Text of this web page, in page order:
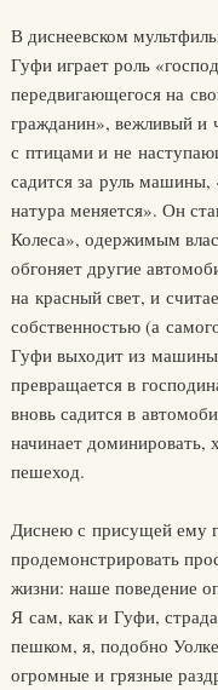
В диснеевском
Гуфи играет роль
передвига­ющегося на
гражданин», вежливый и
с птицами и не
садится за руль машины,
натура меняется». Он
Колеса», одержимым
обгоняет другие
на красный свет, и
собственностью (а
Гуфи выходит из машины
превращается в
вновь садится в
начинает доминировать,
пешеход.
Диснею с присущей ему
продемонстрировать
жизни: наше поведе­ние
Я сам, как и Гуфи,
пешком, я, подобно
огромные и грязные